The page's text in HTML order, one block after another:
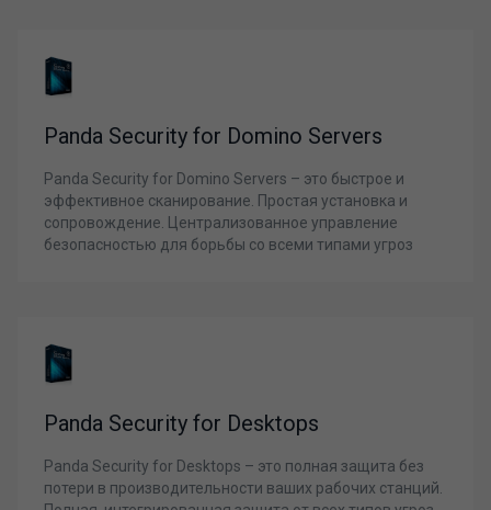
Panda Security for Domino Servers
Panda Security for Domino Servers – это быстрое и
эффективное сканирование. Простая установка и
сопровождение. Централизованное управление
безопасностью для борьбы со всеми типами угроз
Panda Security for Desktops
Panda Security for Desktops – это полная защита без
потери в производительности ваших рабочих станций.